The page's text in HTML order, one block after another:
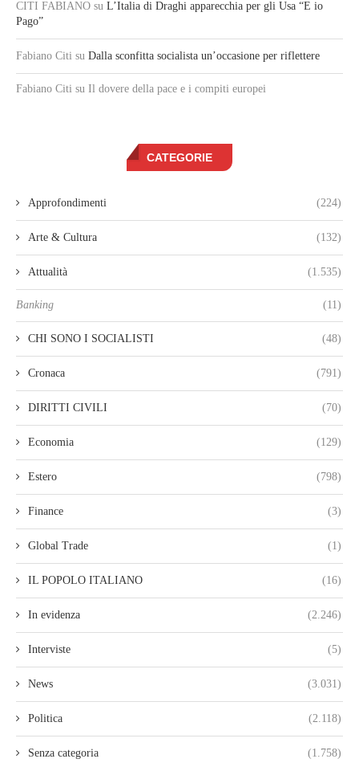
CITI FABIANO su L’Italia di Draghi apparecchia per gli Usa “E io
Pago”
Fabiano Citi su Dalla sconfitta socialista un’occasione per riflettere
Fabiano Citi su Il dovere della pace e i compiti europei
CATEGORIE
Approfondimenti (224)
Arte & Cultura (132)
Attualità (1.535)
Banking (11)
CHI SONO I SOCIALISTI (48)
Cronaca (791)
DIRITTI CIVILI (70)
Economia (129)
Estero (798)
Finance (3)
Global Trade (1)
IL POPOLO ITALIANO (16)
In evidenza (2.246)
Interviste (5)
News (3.031)
Politica (2.118)
Senza categoria (1.758)